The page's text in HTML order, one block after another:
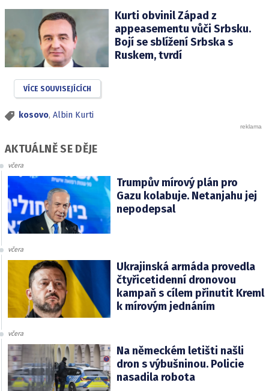
Kurti obvinil Západ z
appeasementu vůči Srbsku.
Bojí se sblížení Srbska s
Ruskem, tvrdí
VÍCE SOUVISEJÍCÍCH
kosovo, Albin Kurti
AKTUÁLNĚ SE DĚJE
včera
Trumpův mírový plán pro
Gazu kolabuje. Netanjahu jej
nepodepsal
včera
Ukrajinská armáda provedla
čtyřicetidenní dronovou
kampaň s cílem přinutit Kreml
k mírovým jednáním
včera
Na německém letišti našli
dron s výbušninou. Policie
nasadila robota